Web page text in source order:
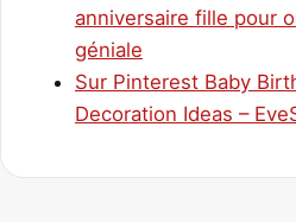
anniversaire fille pour
géniale
Sur Pinterest Baby
Decoration Ideas –